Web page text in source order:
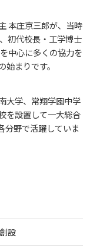
て
愛称
本庄京三郎が、当時
初代校長・工学博士
中心に多くの協力を
まりです。
大学、常翔学園中学
を設置して一大総合
分野で活躍していま
設
度以降入学
年度入学
年度入学生）
愛称